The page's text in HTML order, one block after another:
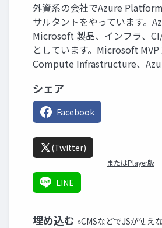
外資系の会社でAzure
サルタントをやっています。
Microsoft 製品、インフラ、
としています。Microsoft
Compute Infrastructure、
シェア
Facebook
(Twitter)
またはPlayer版
LINE
埋め込む »CMSなどでJSが使え